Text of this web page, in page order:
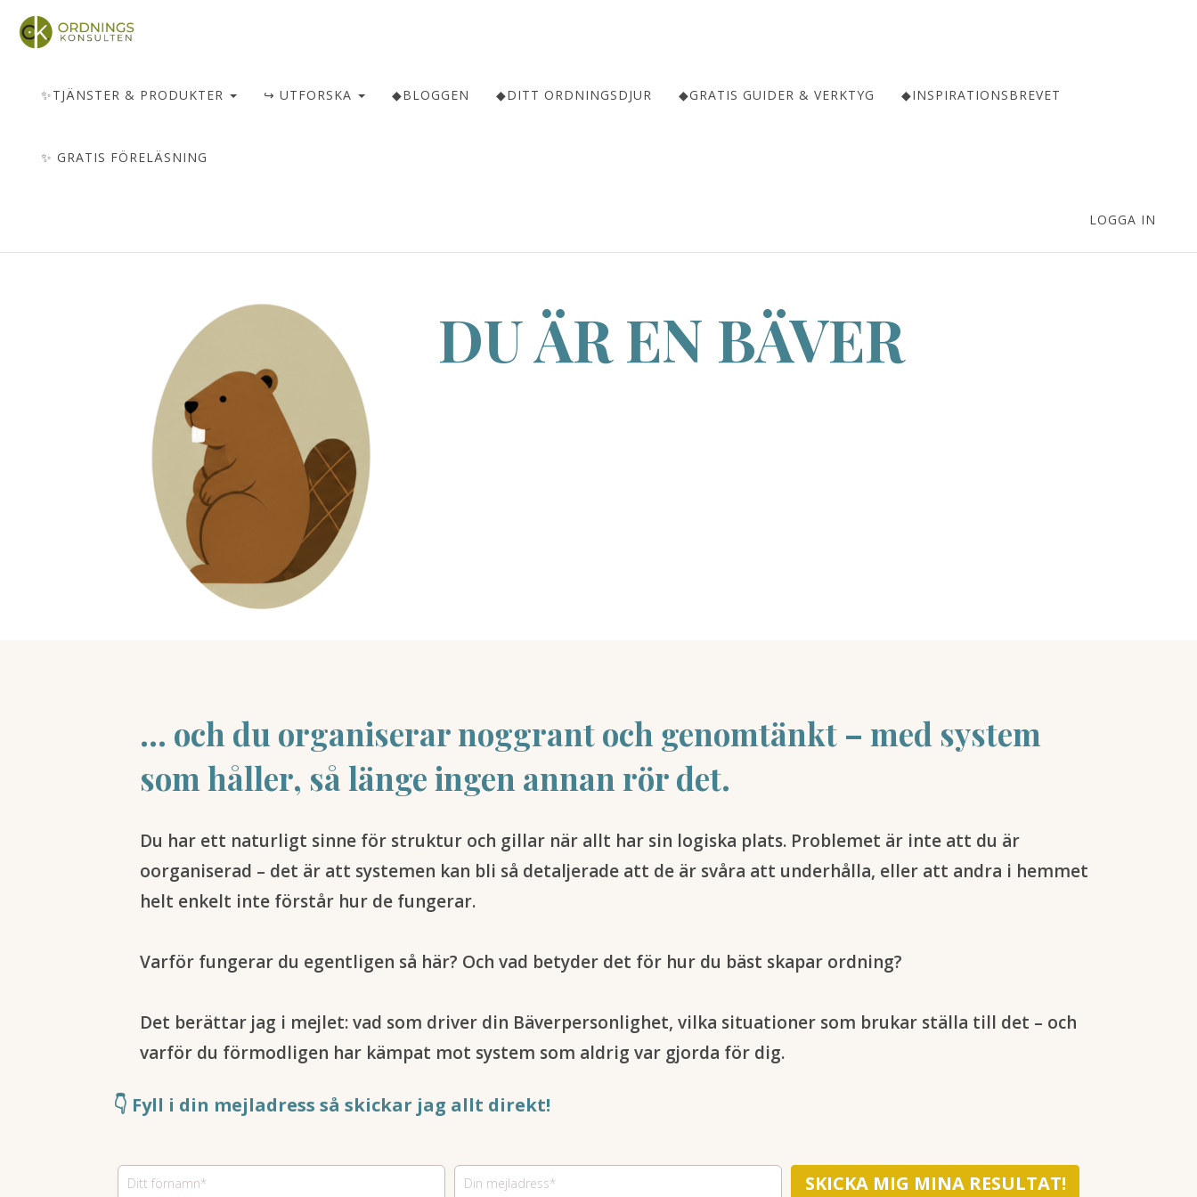
✨TJÄNSTER & PRODUKTER ↪ UTFORSKA ◆BLOGGEN ◆DITT ORDNINGSDJUR ◆GRATIS GUIDER & VERKTYG ◆INSPIRATIONSBREVET
✨ GRATIS FÖRELÄSNING
LOGGA IN
DU ÄR EN BÄVER
... och du organiserar noggrant och genomtänkt – med system
som håller, så länge ingen annan rör det.
Du har ett naturligt sinne för struktur och gillar när allt har sin logiska plats. Problemet är inte att du är
oorganiserad – det är att systemen kan bli så detaljerade att de är svåra att underhålla, eller att andra i hemmet
helt enkelt inte förstår hur de fungerar.
Varför fungerar du egentligen så här? Och vad betyder det för hur du bäst skapar ordning?
Det berättar jag i mejlet: vad som driver din Bäverpersonlighet, vilka situationer som brukar ställa till det – och
varför du förmodligen har kämpat mot system som aldrig var gjorda för dig.
👇 Fyll i din mejladress så skickar jag allt direkt!
SKICKA MIG MINA RESULTAT!